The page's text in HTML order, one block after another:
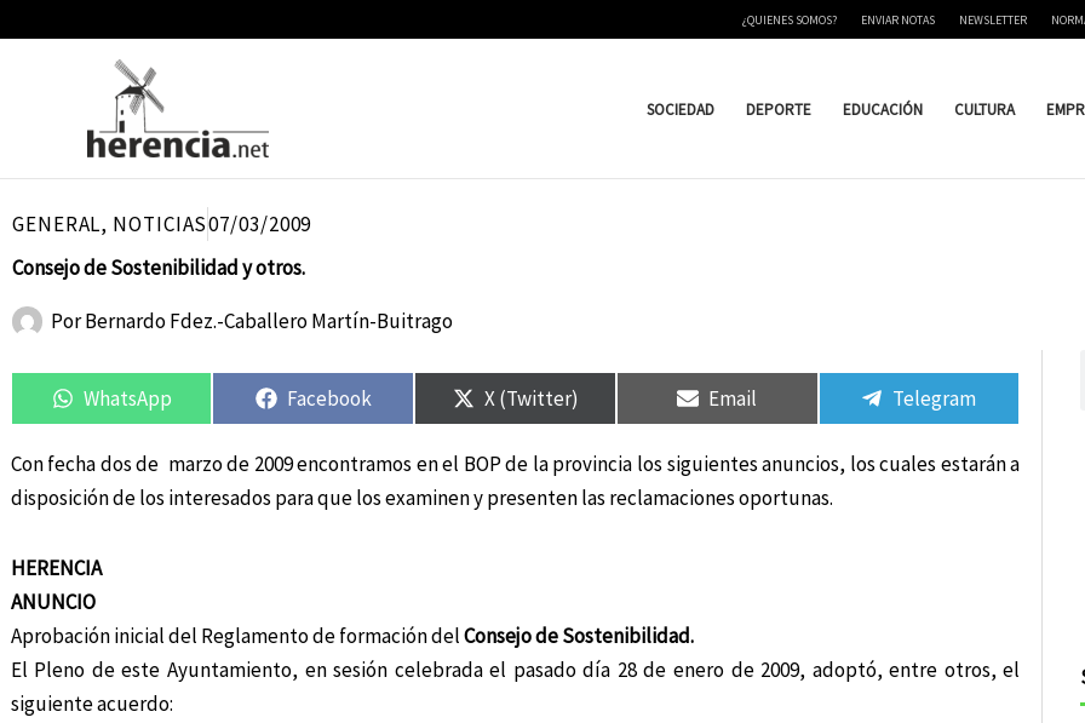
¿QUIENES SOMOS? ENVIAR NOTAS NEWSLETTER
SOCIEDAD DEPORTE EDUCACIÓN CULTURA
GENERAL, NOTICIAS07/03/2009
Consejo de Sostenibilidad y otros.
PorBernardo Fdez.-Caballero Martín-Buitrago
en
WhatsApp
en
Facebook
en
X (Twitter)
en
Email
en
Telegram
Con fecha dos de marzo de 2009 encontramos en el BOP de la provincia los siguientes anuncios, los cuales estarán a
disposición de los interesados para que los examinen y presenten las reclamaciones oportunas.
HERENCIA
ANUNCIO
Aprobación inicial del Reglamento de formación delConsejo de Sostenibilidad.
El Pleno de este Ayuntamiento, en sesión celebrada el pasado día 28 de enero de 2009, adoptó, entre otros, el
siguiente acuerdo:
en en en en en